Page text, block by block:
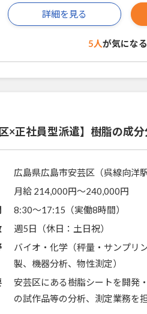
詳細を見る
5人が気にな
区×正社員型派遣】樹脂の成
広島県広島市安芸区（呉線向洋
月給 214,000円〜240,000円
8:30～17:15（実働8時間）
週5日（休日：土日祝）
バイオ・化学（秤量・サンプリ
製、機器分析、物性測定）
安芸区にある樹脂シートを開発
の試作品等の分析、測定業務を